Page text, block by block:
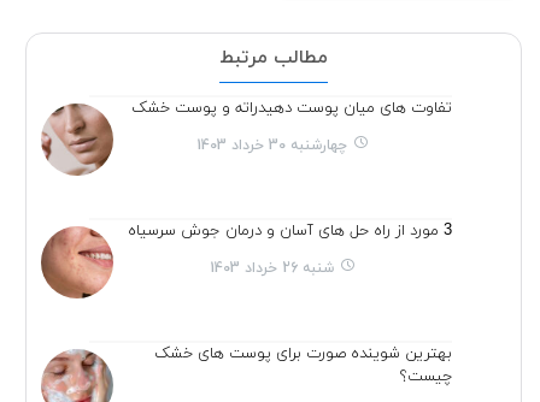
مطالب مرتبط
تفاوت های میان پوست دهیدراته و پوست خشک
چهارشنبه 30 خرداد 1403
3 مورد از راه حل های آسان و درمان جوش سرسیاه
شنبه 26 خرداد 1403
بهترین شوینده صورت برای پوست های خشک
چیست؟